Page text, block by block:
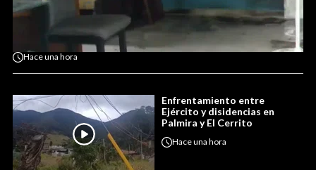
Haceuna hora
Enfrentamiento entre
Ejército y disidencias en
Palmira y El Cerrito
Haceuna hora